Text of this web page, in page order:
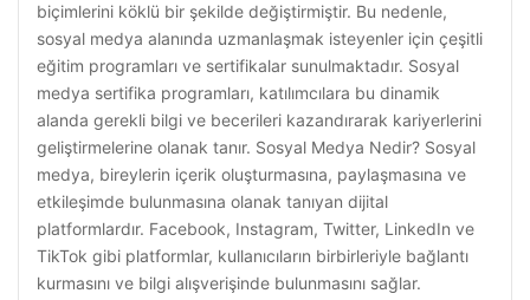
biçimlerini köklü bir şekilde değiştirmiştir. Bu nedenle,
sosyal medya alanında uzmanlaşmak isteyenler için çeşitli
eğitim programları ve sertifikalar sunulmaktadır. Sosyal
medya sertifika programları, katılımcılara bu dinamik
alanda gerekli bilgi ve becerileri kazandırarak kariyerlerini
geliştirmelerine olanak tanır. Sosyal Medya Nedir? Sosyal
medya, bireylerin içerik oluşturmasına, paylaşmasına ve
etkileşimde bulunmasına olanak tanıyan dijital
platformlardır. Facebook, Instagram, Twitter, LinkedIn ve
TikTok gibi platformlar, kullanıcıların birbirleriyle bağlantı
kurmasını ve bilgi alışverişinde bulunmasını sağlar.